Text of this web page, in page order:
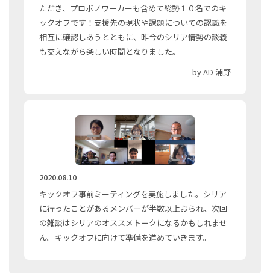
ただき、プロボノワーカーも含めて総勢１０名でのキ
ックオフです！支援先の現状や課題についての認識を
相互に確認しあうとともに、昨今のシリア情勢の談義
も交えながら楽しい時間となりました。
by AD 浦野
2020.08.10
キックオフ事前ミーティングを実施しました。シリア
に行ったことがあるメンバーが半数以上おられ、次回
の雑談はシリアのオススメトークになるかもしれませ
ん。キックオフに向けて準備を進めていきます。